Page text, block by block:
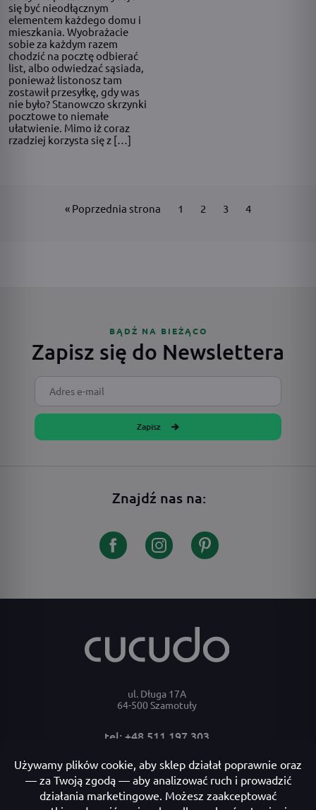
się być nieodłącznym
elementem każdego domu i
mieszkania. Wyobrażacie
sobie za każdym razem
chodzić na pocztę odbierać
list, albo odwiedzać sąsiada,
ponieważ listonosz tam
zostawił przesyłkę, gdy was
nie było? Stanowczo skrzynki
pocztowe to niemałe
ułatwienie. Mimo iż coraz
rzadziej korzysta się z […]
« Poprzednia strona 1 2 3 4
BĄDŹ NA BIEŻĄCO
Zapisz się do Newslettera
Zapisz
Znajdź nas na:
ul. Długa 17A
64-500 Szamotuły
tel: +48 511 197 303